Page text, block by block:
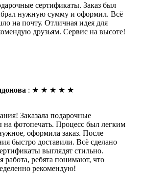
сертификаты. Заказ был
нужную сумму и оформил. Всё
на почту. Отличная идея для
друзьям. Сервис на высоте!
: ★ ★ ★ ★ ★
Заказала подарочные
на фотопечать. Процесс был легким
оформила заказ. После
быстро доставили. Всё сделано
выглядят стильно.
работа, ребята понимают, что
рекомендую!